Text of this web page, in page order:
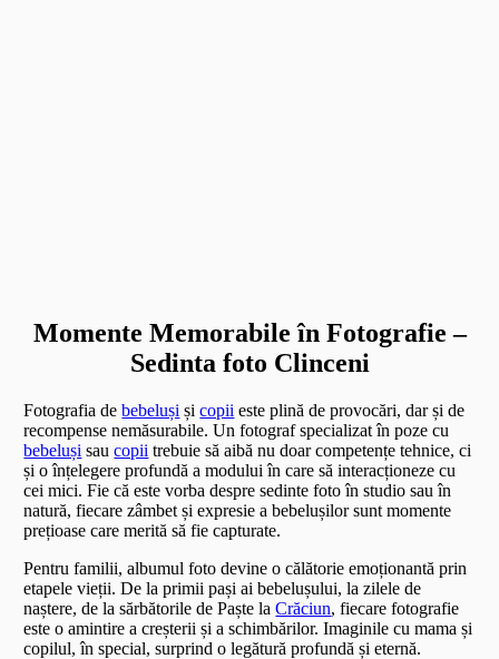
Momente Memorabile în Fotografie –
Sedinta foto Clinceni
Fotografia debebeluși șicopii este plină de provocări, dar și de
recompense nemăsurabile. Un fotograf specializat în poze cu
bebeluși saucopii trebuie să aibă nu doar competențe tehnice, ci
și o înțelegere profundă a modului în care să interacționeze cu
cei mici. Fie că este vorba despre sedinte foto în studio sau în
natură, fiecare zâmbet și expresie a bebelușilor sunt momente
prețioase care merită să fie capturate.
Pentru familii, albumul foto devine o călătorie emoționantă prin
etapele vieții. De la primii pași ai bebelușului, la zilele de
naștere, de la sărbătorile de Paște laCrăciun, fiecare fotografie
este o amintire a creșterii și a schimbărilor. Imaginile cu mama și
copilul, în special, surprind o legătură profundă și eternă.